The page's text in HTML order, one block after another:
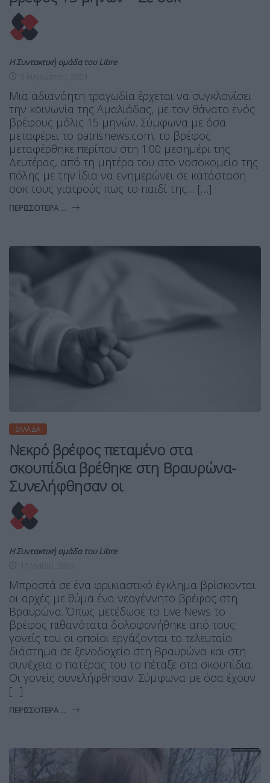
Η Συντακτική ομάδα του Libre
Μια αδιανόητη τραγωδία έρχεται να συγκλονίσει
την κοινωνία της Αμαλιάδας, με τον θάνατο ενός
βρέφους μόλις 15 μηνών. Σύμφωνα με όσα
μεταφέρει το patrisnews.com, το βρέφος
μεταφέρθηκε περίπου στη 1:00 μεσημέρι της
Δευτέρας, από τη μητέρα του στο νοσοκομείο της
πόλης με την ίδια να ενημερώνει σε κατάσταση
σοκ τους γιατρούς πως το παιδί της… […]
ΠΕΡΙΣΣΌΤΕΡΑ ...
ΕΛΛΆΔΑ
Νεκρό βρέφος πεταμένο στα
σκουπίδια βρέθηκε στη Βραυρώνα-
Συνελήφθησαν οι
Η Συντακτική ομάδα του Libre
Μπροστά σε ένα φρικιαστικό έγκλημα βρίσκονται
οι αρχές με θύμα ένα νεογέννητο βρέφος στη
Βραυρώνα. Όπως μετέδωσε το Live News το
βρέφος πιθανότατα δολοφονήθηκε από τους
γονείς του οι οποίοι εργάζονται το τελευταίο
διάστημα σε ξενοδοχείο στη Βραυρώνα και στη
συνέχεια ο πατέρας του το πέταξε στα σκουπίδια.
Οι γονείς συνελήφθησαν. Σύμφωνα με όσα έχουν
[…]
ΠΕΡΙΣΣΌΤΕΡΑ ...